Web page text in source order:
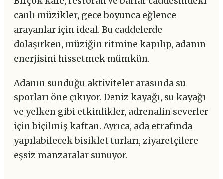
canlı müzikler, gece boyunca eğlence
arayanlar için ideal. Bu caddelerde
dolaşırken, müziğin ritmine kapılıp, adanın
enerjisini hissetmek mümkün.
Adanın sunduğu aktiviteler arasında su
sporları öne çıkıyor. Deniz kayağı, su kayağı
ve yelken gibi etkinlikler, adrenalin severler
için biçilmiş kaftan. Ayrıca, ada etrafında
yapılabilecek bisiklet turları, ziyaretçilere
eşsiz manzaralar sunuyor.